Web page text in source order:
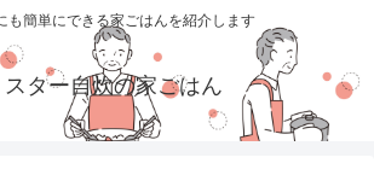
も簡単にできる家ごはんを紹介します
スター自炊の家ごはん